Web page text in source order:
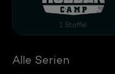
Hart. Härter.
1 Staffel
Alle Serien